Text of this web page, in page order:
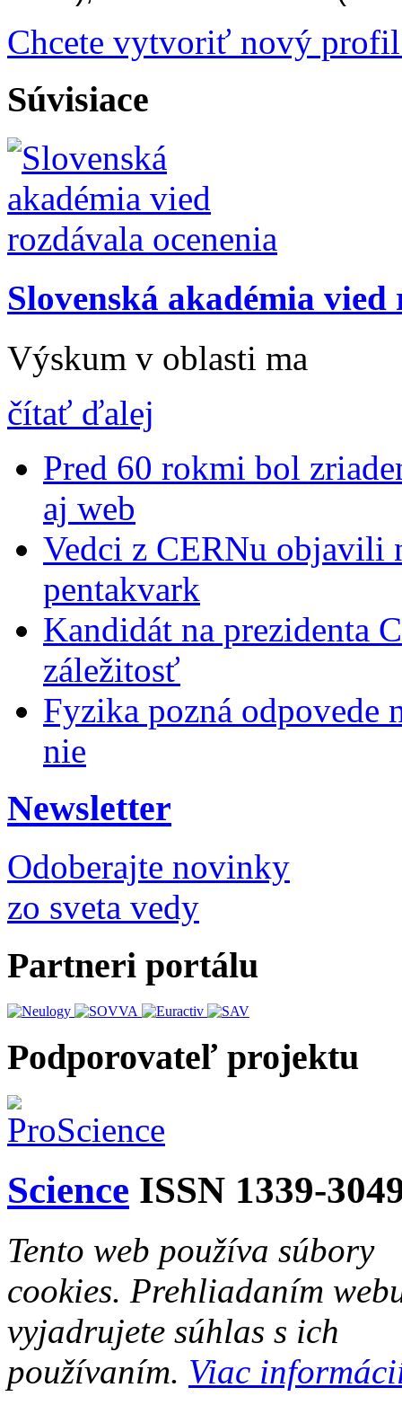
Chcete vytvoriť nový
Súvisiace
Slovenská akadémia vied
Výskum v oblasti ma
čítať ďalej
Pred 60 rokmi bol
aj web
Vedci z CERNu objavili
pentakvark
Kandidát na prezidenta
záležitosť
Fyzika pozná odpovede
nie
Newsletter
Odoberajte novinky
zo sveta vedy
Partneri portálu
Podporovateľ projektu
Science ISSN 1339-
Tento web používa súbory
cookies. Prehliadaním
vyjadrujete súhlas s ich
používaním. Viac